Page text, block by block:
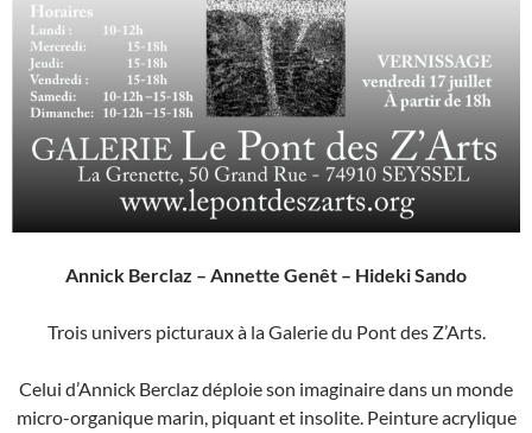
Annick Berclaz – Annette Genêt – Hideki Sando
Trois univers picturaux à la Galerie du Pont des Z’Arts.
Celui d’Annick Berclaz déploie son imaginaire dans un monde
micro-organique marin, piquant et insolite. Peinture acrylique